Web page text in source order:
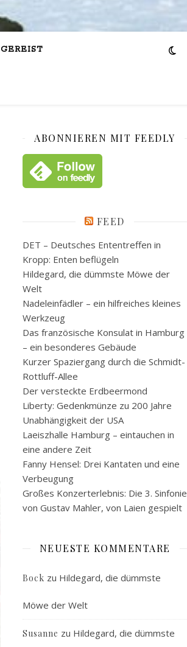
GEREIST
ABONNIEREN MIT FEEDLY
FEED
DET – Deutsches Ententreffen in
Kropp: Enten beflügeln
Hildegard, die dümmste Möwe der
Welt
Nadeleinfädler – ein hilfreiches kleines
Werkzeug
Das französische Konsulat in Hamburg
– ein besonderes Gebäude
Kurzer Spaziergang durch die Schmidt-
Rottluff-Allee
Der versteckte Erdbeermond
Liberty: Gedenkmünze zu 200 Jahre
Unabhängigkeit der USA
Laeiszhalle Hamburg – eintauchen in
eine andere Zeit
Fanny Hensel: Drei Kantaten und eine
Verbeugung
Großes Konzerterlebnis: Die 3. Sinfonie
von Gustav Mahler, von Laien gespielt
NEUESTE KOMMENTARE
Bock zu Hildegard, die dümmste
Möwe der Welt
Susanne zu Hildegard, die dümmste